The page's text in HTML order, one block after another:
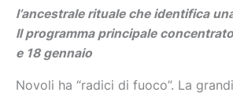
l’ancestrale rituale che identifica
Il programma principale
e 18 gennaio
Novoli ha “radici di fuoco”. La